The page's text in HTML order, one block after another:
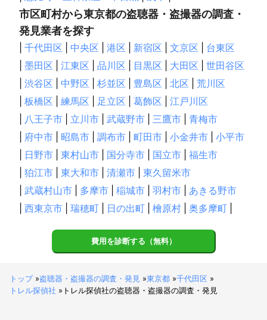
日高市
吉見町 鴻巣市 毛呂山町 鳩山町
加須市
東松山市
飯能市
嵐山町
ときがわ町 小川町 熊谷市
東秩父村
横瀬町
寄居町 深谷市 長瀞町 皆野町
美里町
本庄市
秩父市 神川町 小鹿野町 上里町
栃木県 】
野木町 小山市 栃木市 足利市 下野市
真岡市
佐野市
上三川町 壬生町 益子町 芳賀町
茂木町
鹿沼市
市貝町 宇都宮市 高根沢町
那須烏山市
さくら市
那珂川町 塩谷町
日光市
大田原市
那須塩原市 那須町
茨城県】
守谷市 取手市 つくばみらい市 利根町
坂東市
龍ケ崎市 境町 五霞町 牛久市
河内町
古河市 八千代町
石岡市
行方市 桜川市 潮来市 小美玉市
鹿嶋市
鉾田市
笠間市 神栖市 茨城町 大洗町
水戸市
市区町村から東京都の盗聴器・盗撮器の調査・
発見業者を探す
千代田区 中央区 港区 新宿区 文京区
台東区
墨田区 江東区 品川区 目黒区 大田区
世田谷区
渋谷区 中野区 杉並区 豊島区 北区
荒川区
板橋区 練馬区 足立区 葛飾区
江戸川区
八王子市 立川市 武蔵野市 三鷹市
青梅市
府中市 昭島市 調布市 町田市 小金井市
小平市
日野市 東村山市 国分寺市 国立市
福生市
狛江市 東大和市 清瀬市
東久留米市
武蔵村山市 多摩市 稲城市 羽村市
あきる野市
西東京市 瑞穂町 日の出町 檜原村 奥多摩町
費用を診断する（無料）
トップ»盗聴器・盗撮器の調査・発見 »東京都 »千代田区 »
トレル探偵社 » トレル探偵社の盗聴器・盗撮器の調査・発見